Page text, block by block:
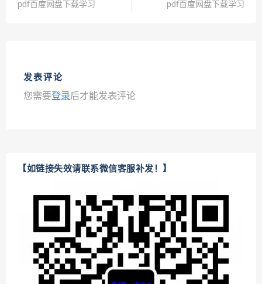
pdf百度网盘下载学习
pdf百度网盘下载学习
发表评论
您需要登录后才能发表评论
【如链接失效请联系微信客服补发！】